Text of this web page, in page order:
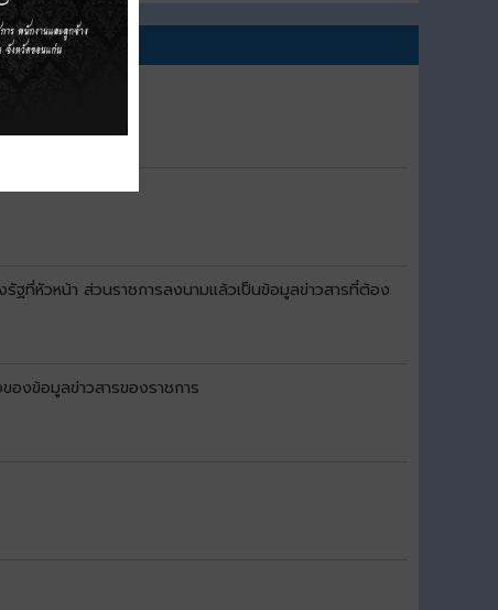
ฐที่หัวหน้า ส่วนราชการลงนามแล้วเป็นข้อมูลข่าวสารที่ต้อง
องข้อมูลข่าวสารของราชการ